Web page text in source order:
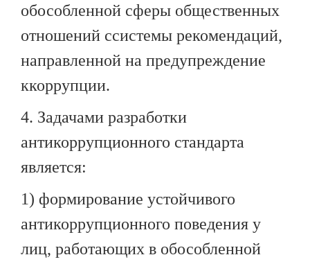
обособленной сферы общественных
отношений ссистемы рекомендаций,
направленной на предупреждение
ккоррупции.
4. Задачами разработки
антикоррупционного стандарта
является:
1) формирование устойчивого
антикоррупционного поведения у
лиц, работающих в обособленной